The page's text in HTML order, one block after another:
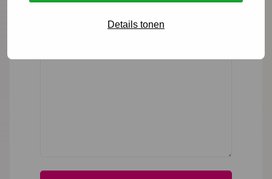
Details tonen